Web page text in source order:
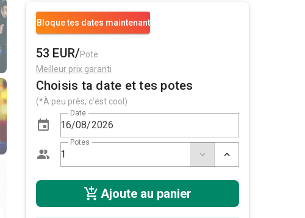
Bloque tes dates maintenant
53 EUR/Pote
Meilleur prix garanti
Choisis ta date et tes potes
(*À peu près, c’est cool)
Date
Potes
Ajoute au panier